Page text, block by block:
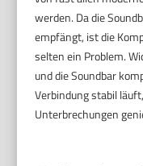
werden. Da die
empfängt, ist die
selten ein Problem.
und die Soundbar
Verbindung stabil
Unterbrechungen